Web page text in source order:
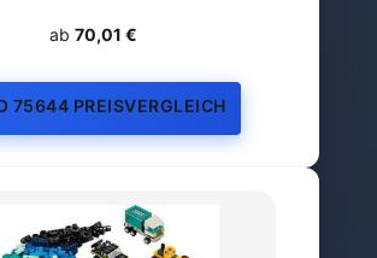
ab 70,01 €
75644 PREISVERGLEICH